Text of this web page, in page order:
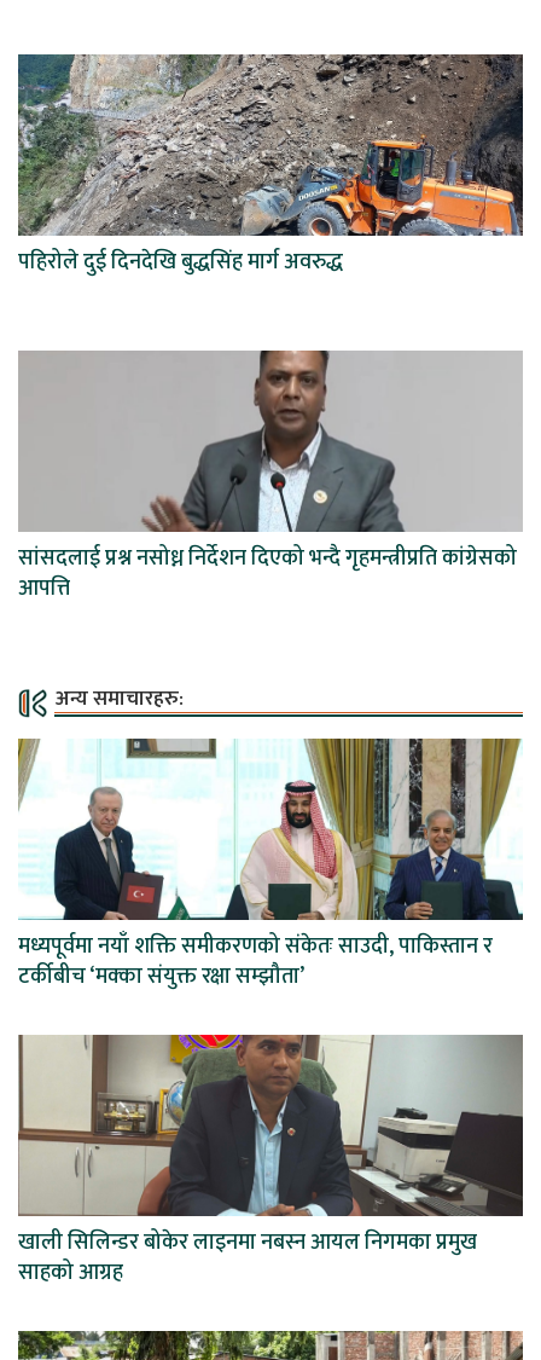
पहिरोले दुई दिनदेखि बुद्धसिंह मार्ग अवरुद्ध
सांसदलाई प्रश्न नसोध्न निर्देशन दिएको भन्दै गृहमन्त्रीप्रति कांग्रेसको
आपत्ति
अन्य समाचारहरु:
मध्यपूर्वमा नयाँ शक्ति समीकरणको संकेतः साउदी, पाकिस्तान र
टर्कीबीच ‘मक्का संयुक्त रक्षा सम्झौता’
खाली सिलिन्डर बोकेर लाइनमा नबस्न आयल निगमका प्रमुख
साहको आग्रह